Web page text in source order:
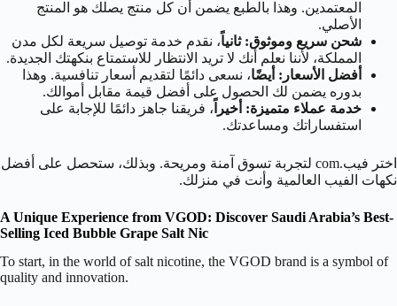
المعتمدين. وهذا بالطبع يضمن أن كل منتج يصلك هو المنتج
الأصلي.
شحن سريع وموثوق: ثانياً، نقدم خدمة توصيل سريعة لكل مدن
المملكة، لأننا نعلم أنك لا تريد الانتظار للاستمتاع بنكهتك الجديدة.
أفضل الأسعار: أيضًا، نسعى دائمًا لتقديم أسعار تنافسية. وهذا
بدوره يضمن لك الحصول على أفضل قيمة مقابل أموالك.
خدمة عملاء متميزة: أخيراً ، فريقنا جاهز دائمًا للإجابة على
استفساراتك ومساعدتك.
اختر فيب.com لتجربة تسوق آمنة ومريحة. وبذلك، ستحصل على أفضل
نكهات الفيب العالمية وأنت في منزلك.
A Unique Experience from VGOD: Discover Saudi Arabia’s Best-
Selling Iced Bubble Grape Salt Nic
To start, in the world of salt nicotine, the VGOD brand is a symbol of
quality and innovation.